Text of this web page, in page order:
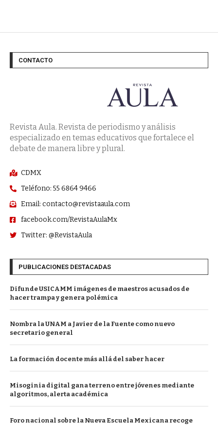
CONTACTO
Revista Aula. Revista de periodismo y análisis
especializado en temas educativos que fortalece el
debate de manera libre y plural.
CDMX
Teléfono: 55 6864 9466
Email: contacto@revistaaula.com
facebook.com/RevistaAulaMx
Twitter: @RevistaAula
PUBLICACIONES DESTACADAS
Difunde USICAMM imágenes de maestros acusados de
hacer trampa y genera polémica
Nombra la UNAM a Javier de la Fuente como nuevo
secretario general
La formación docente más allá del saber hacer
Misoginia digital gana terreno entre jóvenes mediante
algoritmos, alerta académica
Foro nacional sobre la Nueva Escuela Mexicana recoge